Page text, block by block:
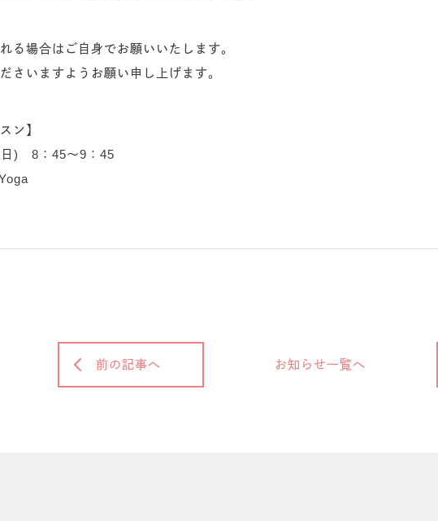
る場合はご自身でお願いいたします。
さいますようお願い申し上げます。
ン】
日) 8：45～9：45
前の記事へ お知らせ一覧へ